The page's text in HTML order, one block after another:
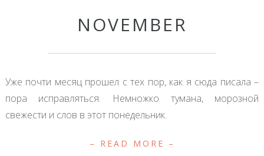
NOVEMBER
Уже почти месяц прошел с тех пор, как я сюда писала –
пора исправляться. Немножко тумана, морозной
свежести и слов в этот понедельник.
– READ MORE –